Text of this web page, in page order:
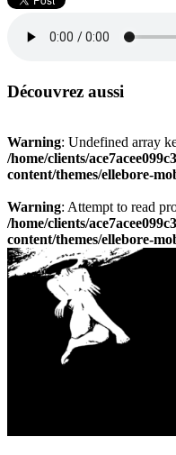
Découvrez aussi
Warning: Undefined array
/home/clients/
content/themes/ellebore-
Warning: Attempt to read
/home/clients/
content/themes/ellebore-